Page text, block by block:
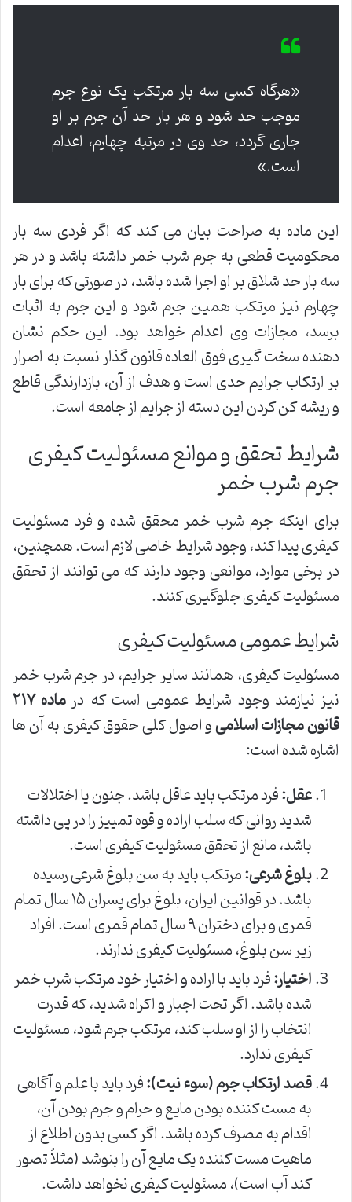
«هرگاه کسی سه بار مرتکب یک نوع جرم
موجب حد شود و هر بار حد آن جرم بر او
جاری گردد، حد وی در مرتبه چهارم، اعدام
است.»
این ماده به صراحت بیان می کند که اگر فردی سه بار
محکومیت قطعی به جرم شرب خمر داشته باشد و در هر
سه بار حد شلاق بر او اجرا شده باشد، در صورتی که برای بار
چهارم نیز مرتکب همین جرم شود و این جرم به اثبات
برسد، مجازات وی اعدام خواهد بود. این حکم نشان
دهنده سخت گیری فوق العاده قانون گذار نسبت به اصرار
بر ارتکاب جرایم حدی است و هدف از آن، بازدارندگی قاطع
و ریشه کن کردن این دسته از جرایم از جامعه است.
شرایط تحقق و موانع مسئولیت کیفری
جرم شرب خمر
برای اینکه جرم شرب خمر محقق شده و فرد مسئولیت
کیفری پیدا کند، وجود شرایط خاصی لازم است. همچنین،
در برخی موارد، موانعی وجود دارند که می توانند از تحقق
مسئولیت کیفری جلوگیری کنند.
شرایط عمومی مسئولیت کیفری
مسئولیت کیفری، همانند سایر جرایم، در جرم شرب خمر
نیز نیازمند وجود شرایط عمومی است که در
ماده ۲۱۷
قانون مجازات اسلامیو اصول کلی حقوق کیفری به آن ها
اشاره شده است:
عقل:فرد مرتکب باید عاقل باشد. جنون یا اختلالات
شدید روانی که سلب اراده و قوه تمییز را در پی داشته
باشد، مانع از تحقق مسئولیت کیفری است.
بلوغ شرعی:مرتکب باید به سن بلوغ شرعی رسیده
باشد. در قوانین ایران، بلوغ برای پسران ۱۵ سال تمام
قمری و برای دختران ۹ سال تمام قمری است. افراد
زیر سن بلوغ، مسئولیت کیفری ندارند.
اختیار:فرد باید با اراده و اختیار خود مرتکب شرب خمر
شده باشد. اگر تحت اجبار و اکراه شدید، که قدرت
انتخاب را از او سلب کند، مرتکب جرم شود، مسئولیت
کیفری ندارد.
قصد ارتکاب جرم (سوء نیت):فرد باید با علم و آگاهی
به مست کننده بودن مایع و حرام و جرم بودن آن،
اقدام به مصرف کرده باشد. اگر کسی بدون اطلاع از
ماهیت مست کننده یک مایع آن را بنوشد (مثلاً تصور
کند آب است)، مسئولیت کیفری نخواهد داشت.